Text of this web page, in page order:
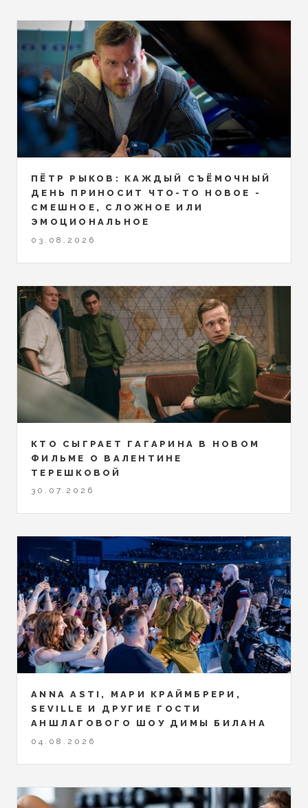
ПЁТР РЫКОВ: КАЖДЫЙ СЪЁМОЧНЫЙ
ДЕНЬ ПРИНОСИТ ЧТО-ТО НОВОЕ -
СМЕШНОЕ, СЛОЖНОЕ ИЛИ
ЭМОЦИОНАЛЬНОЕ
03.08.2026
КТО СЫГРАЕТ ГАГАРИНА В НОВОМ
ФИЛЬМЕ О ВАЛЕНТИНЕ
ТЕРЕШКОВОЙ
30.07.2026
ANNA ASTI, МАРИ КРАЙМБРЕРИ,
SEVILLE И ДРУГИЕ ГОСТИ
АНШЛАГОВОГО ШОУ ДИМЫ БИЛАНА
04.08.2026